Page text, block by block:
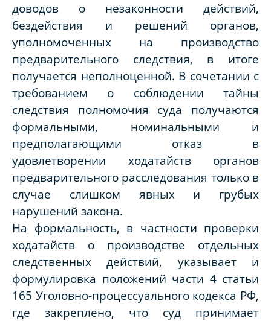
доводов о незаконности действий,
бездействия и решений органов,
уполномоченных на производство
предварительного следствия, в итоге
получается неполноценной. В сочетании с
требованием о соблюдении тайны
следствия полномочия суда получаются
формальными, номинальными и
предполагающими отказ в
удовлетворении ходатайств органов
предварительного расследования только в
случае слишком явных и грубых
нарушений закона.
На формальность, в частности проверки
ходатайств о производстве отдельных
следственных действий, указывает и
формулировка положений части 4 статьи
165 Уголовно-процессуального кодекса РФ,
где закреплено, что суд принимает